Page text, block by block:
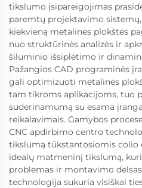
tikslumo įsipareigojimas
paremtų projektavimo
kiekvieną metalinės plokštės
nuo struktūrinės analizės ir
šiluminio išsiplėtimo ir
Pažangios CAD programinės
gali optimizuoti metalinės
tam tikroms aplikacijoms, tuo
suderinamumą su esama
reikalavimais. Gamybos
CNC apdirbimo centro
tikslumą tūkstantosiomis colio
idealų matmeninį tikslumą,
problemas ir montavimo
technologija sukuria visiškai